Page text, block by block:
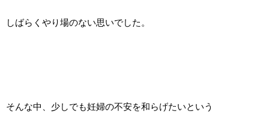
しばらくやり場のない思いでした。
そんな中、少しでも妊婦の不安を和らげたいという